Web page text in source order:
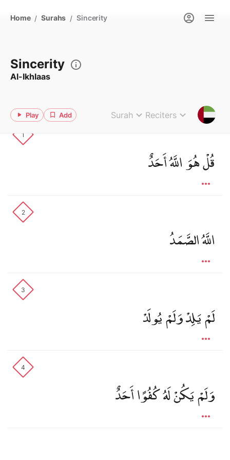
Home / Surahs / Sincerity
Sincerity
Al-Ikhlaas
Play Add Surah Reciters
1
قُلْ هُوَ اللَّهُ أَحَدٌ
2
اللَّهُ الصَّمَدُ
3
لَمْ يَلِدْ وَلَمْ يُولَدْ
4
وَلَمْ يَكُنْ لَهُ كُفُوًا أَحَدٌ